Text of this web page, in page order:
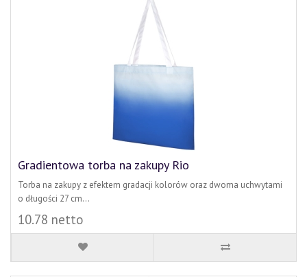
Gradientowa torba na zakupy Rio
Torba na zakupy z efektem gradacji kolorów oraz dwoma uchwytami
o długości 27 cm...
10.78 netto